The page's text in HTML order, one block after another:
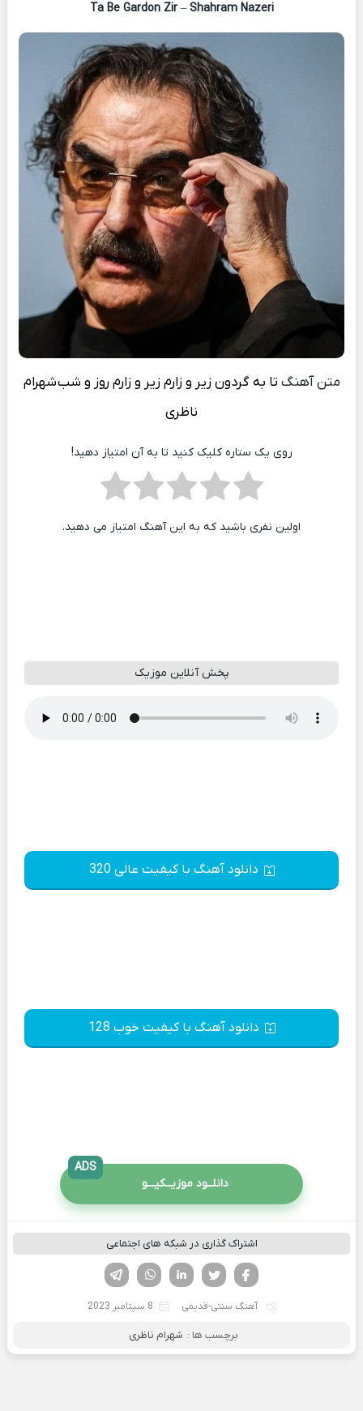
Ta Be Gardon Zir– Shahram Nazeri
متن آهنگ تا به گردون زیر و زارم زیر و زارم روز و شبشهرام
ناظری
روی یک ستاره کلیک کنید تا به آن امتیاز دهید!
اولین نفری باشید که به این آهنگ امتیاز می دهید.
پخش آنلاین موزیک
دانلود آهنگ با کیفیت عالی 320
دانلود آهنگ با کیفیت خوب 128
دانلــود موزیــکیـــو
ADS
اشتراک گذاری در شبکه های اجتماعی
لینکدین تویتر
فیسوک
آهنگ سنتی-قدیمی 8 سپتامبر 2023
برچسب ها : شهرام ناظری